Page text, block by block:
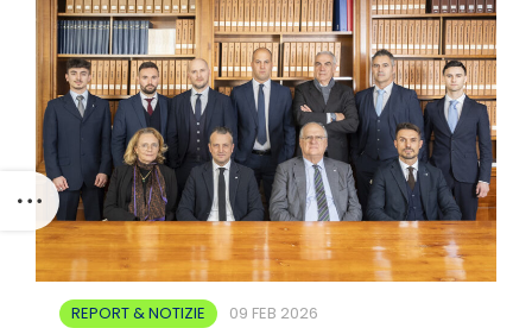
REPORT & NOTIZIE 09 FEB 2026